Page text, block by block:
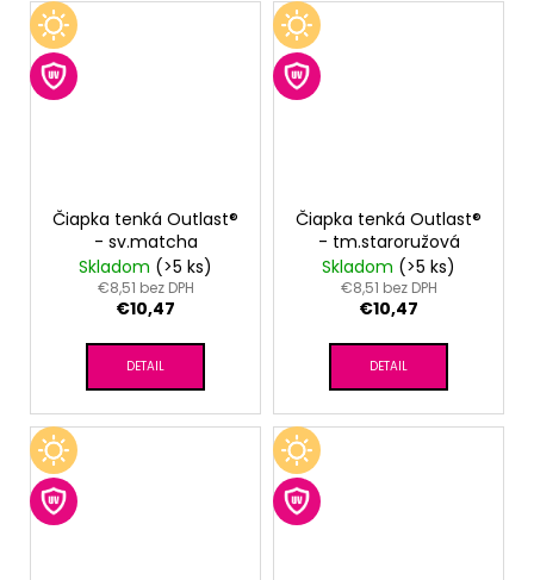
Čiapka tenká Outlast®
- sv.matcha
Skladom (>5 ks)
€8,51 bez DPH
€10,47
DETAIL
Čiapka tenká Outlast®
- tm.staroružová
Skladom (>5 ks)
€8,51 bez DPH
€10,47
DETAIL